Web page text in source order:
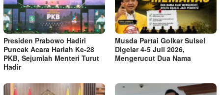
Presiden Prabowo Hadiri
Puncak Acara Harlah Ke-28
PKB, Sejumlah Menteri Turut
Hadir
Musda Partai Golkar Sulsel
Digelar 4-5 Juli 2026,
Mengerucut Dua Nama